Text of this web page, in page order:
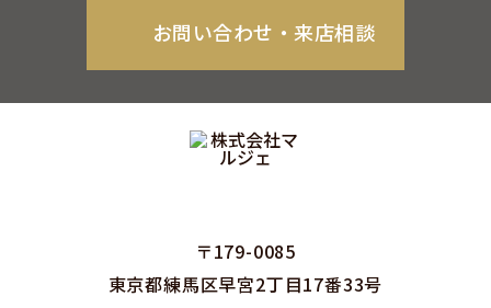
お問い合わせ‧来店相談
〒179-0085
東京都練⾺区早宮2丁⽬17番33号